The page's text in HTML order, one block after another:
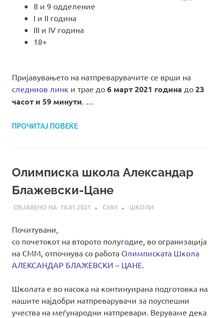
8 и 9 одделение
I и II година
III и IV година
18+
Пријавувањето на натпреварувачите се врши на
следниов линк и трае до 6 март 2021 година до 23
часот и 59 минути
ПРОЧИТАЈ ПОВЕЌЕ
Олимписка школа Александар
Блажевски-Цане
14.01.2021 СММ ШКОЛИ
Почитувани,
со почетокот на второто полугодие, во огранизација
на СММ, отпочнува со работа Олимписката Школа
АЛЕКСАНДАР БЛАЖЕВСКИ – ЦАНЕ.
Школата е во насока на континуирана подготовка на
нашите најдобри натпреварувачи за поуспешни
учества на меѓународни натпревари. Веруваме дека